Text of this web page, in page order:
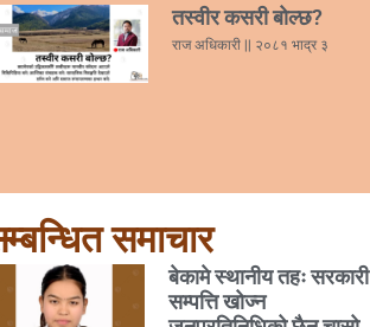
तस्वीर कसरी बोल्छ?
राज अधिकारी २०८१ भाद्र ३
समाचार
बेकामे स्थानीय तहः सरकारी
सम्पत्ति खोज्न